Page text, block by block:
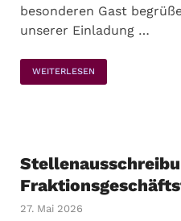
besonderen Gast
unserer Einladung …
WEITERLESEN
27. Mai 2026